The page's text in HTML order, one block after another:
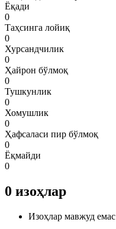
Ёқади
0
Таҳсинга лойиқ
0
Хурсандчилик
0
Ҳайрон бўлмоқ
0
Тушкунлик
0
Хомушлик
0
Ҳафсаласи пир бўлмоқ
0
Ёқмайди
0
0 изоҳлар
Изоҳлар мавжуд емас